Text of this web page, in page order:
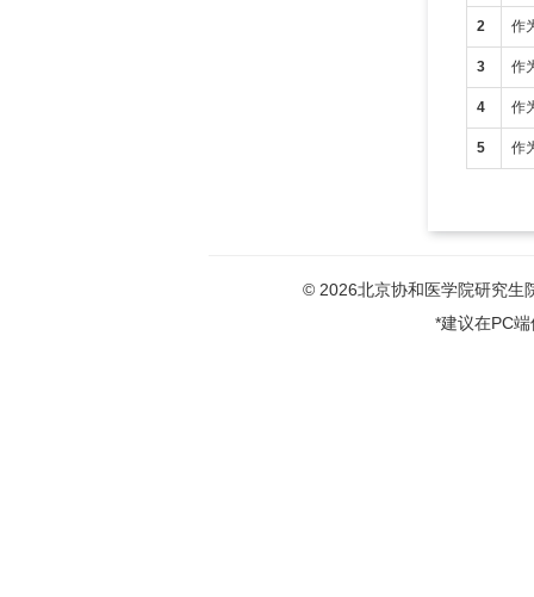
2 作
3 作
4 作
5 作
© 2026北京协和医学院研究生
*建议在PC